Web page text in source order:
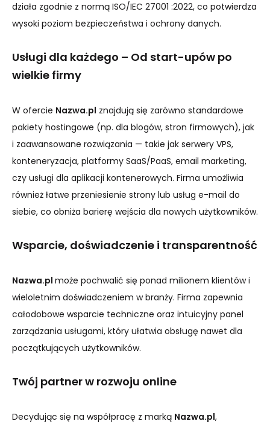
działa zgodnie z normą ISO/IEC 27001 :2022, co potwierdza
wysoki poziom bezpieczeństwa i ochrony danych.
Usługi dla każdego – Od start-upów po
wielkie firmy
W ofercie Nazwa.pl znajdują się zarówno standardowe
pakiety hostingowe (np. dla blogów, stron firmowych), jak
i zaawansowane rozwiązania — takie jak serwery VPS,
konteneryzacja, platformy SaaS/PaaS, email marketing,
czy usługi dla aplikacji kontenerowych. Firma umożliwia
również łatwe przeniesienie strony lub usług e-mail do
siebie, co obniża barierę wejścia dla nowych użytkowników.
Wsparcie, doświadczenie i transparentność
Nazwa.pl może pochwalić się ponad milionem klientów i
wieloletnim doświadczeniem w branży. Firma zapewnia
całodobowe wsparcie techniczne oraz intuicyjny panel
zarządzania usługami, który ułatwia obsługę nawet dla
początkujących użytkowników.
Twój partner w rozwoju online
Decydując się na współpracę z marką Nazwa.pl,